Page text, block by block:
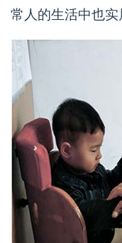
常人的生活中也实